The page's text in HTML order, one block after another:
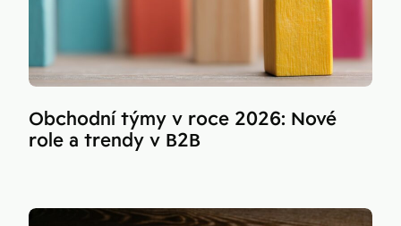
Obchodní týmy v roce 2026: Nové
role a trendy v B2B